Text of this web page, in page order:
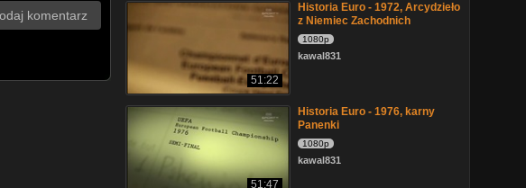
komentarz
51:22
Historia Euro - 1972, Arcydzieło
z Niemiec Zachodnich
1080p
kawal831
51:47
Historia Euro - 1976, karny
Panenki
1080p
kawal831